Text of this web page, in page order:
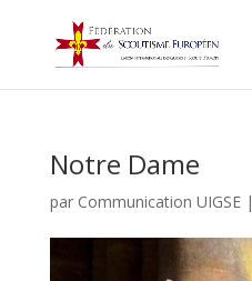
Notre Dame
par Communication UIGSE|